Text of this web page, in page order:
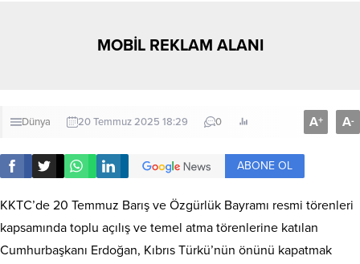
MOBİL REKLAM ALANI
Dünya 20 Temmuz 2025 18:29 0 A+ A-
ABONE OL
KKTC’de 20 Temmuz Barış ve Özgürlük Bayramı resmi törenleri
kapsamında toplu açılış ve temel atma törenlerine katılan
Cumhurbaşkanı Erdoğan, Kıbrıs Türkü’nün önünü kapatmak